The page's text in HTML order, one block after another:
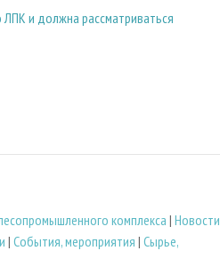
ЛПК и должна рассматриваться
комплекса | Новости
| События, мероприятия | Сырье,